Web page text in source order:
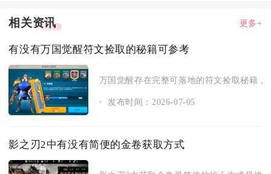
相关资讯 更多+
有没有万国觉醒符文捡取的秘籍可参考
万国觉醒存在完整可落地的符文捡取秘籍
发布时间：2026-07-05
影之刃2中有没有简便的金卷获取方式